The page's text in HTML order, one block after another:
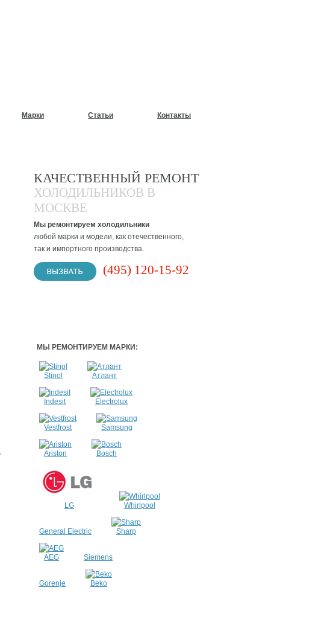
Марки Статьи Контакты
КАЧЕСТВЕННЫЙ РЕМОНТ
ХОЛОДИЛЬНИКОВ В
МОСКВЕ
Мы ремонтируем холодильники
любой марки и модели, как отечественного,
так и импортного производства.
(495) 120-15-92
МЫ РЕМОНТИРУЕМ МАРКИ:
Stinol Атлант
Indesit Electrolux
Vestfrost Samsung
Ariston Bosch
LG Whirlpool
General Electric Sharp
AEG Siemens
Gorenje Beko